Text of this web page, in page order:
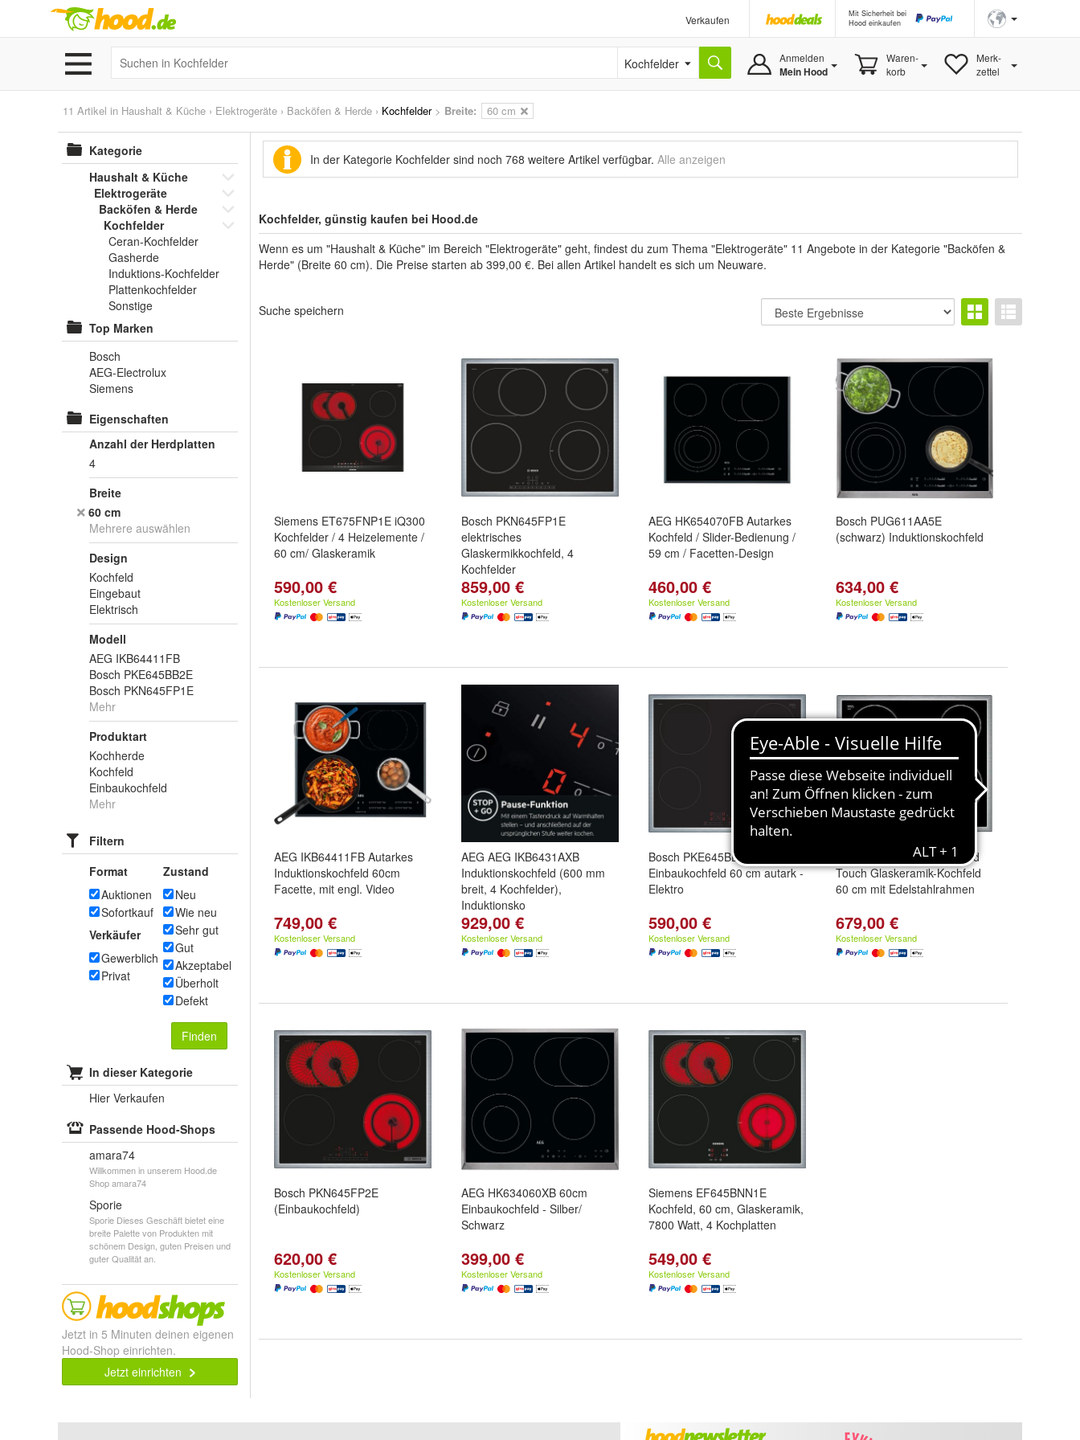
Verkaufen
Mit Sicherheit bei
Hood einkaufen
Kochfelder Anmelden
Mein Hood
Waren-
korb
Merk-
zettel
11 Artikel in Haushalt & Küche › Elektrogeräte › Backöfen & Herde › Kochfelder> Breite: 60 cm
Kategorie
Haushalt & Küche
Elektrogeräte
Backöfen & Herde
Kochfelder
Ceran-Kochfelder
Gasherde
Induktions-Kochfelder
Plattenkochfelder
Sonstige
Top Marken
Bosch
AEG-Electrolux
Siemens
Eigenschaften
Anzahl der Herdplatten
4
Breite
60 cm
Mehrere auswählen
Design
Kochfeld
Eingebaut
Elektrisch
Modell
AEG IKB64411FB
Bosch PKE645BB2E
Bosch PKN645FP1E
Mehr
Produktart
Kochherde
Kochfeld
Einbaukochfeld
Mehr
Filtern
Format
Auktionen
Sofortkauf
Verkäufer
Gewerblich
Privat
Zustand
Neu
Wie neu
Sehr gut
Gut
Akzeptabel
Überholt
Defekt
Finden
In dieser Kategorie
Hier Verkaufen
Passende Hood-Shops
amara74
Willkommen in unserem Hood.de
Shop amara74
Sporie
Sporie Dieses Geschäft bietet eine
breite Palette von Produkten mit
schönem Design, guten Preisen und
guter Qualität an.
Jetzt in 5 Minuten deinen eigenen
Hood-Shop einrichten.
Jetzt einrichten
In der Kategorie Kochfelder sind noch 768 weitere Artikel verfügbar. Alle anzeigen
Kochfelder, günstig kaufen bei Hood.de
Wenn es um "Haushalt & Küche" im Bereich "Elektrogeräte" geht, findest du zum Thema "Elektrogeräte" 11 Angebote in der Kategorie "Backöfen &
Herde" (Breite 60 cm). Die Preise starten ab 399,00 €. Bei allen Artikel handelt es sich um Neuware.
Suche speichern
Siemens ET675FNP1E iQ300
Kochfelder / 4 Heizelemente /
60 cm/ Glaskeramik
590,00 €
Kostenloser Versand
Bosch PKN645FP1E
elektrisches
Glaskermikkochfeld, 4
Kochfelder
859,00 €
Kostenloser Versand
AEG HK654070FB Autarkes
Kochfeld / Slider-Bedienung /
59 cm / Facetten-Design
460,00 €
Kostenloser Versand
Bosch PUG611AA5E
(schwarz) Induktionskochfeld
634,00 €
Kostenloser Versand
AEG IKB64411FB Autarkes
Induktionskochfeld 60cm
Facette, mit engl. Video
749,00 €
Kostenloser Versand
AEG AEG IKB6431AXB
Induktionskochfeld (600 mm
breit, 4 Kochfelder),
Induktionsko
929,00 €
Kostenloser Versand
Bosch PKE645BB2E
Einbaukochfeld 60 cm autark -
Elektro
590,00 €
Kostenloser Versand
Bosch PKE645D17 Kochfeld
Touch Glaskeramik-Kochfeld
60 cm mit Edelstahlrahmen
679,00 €
Kostenloser Versand
Bosch PKN645FP2E
(Einbaukochfeld)
620,00 €
Kostenloser Versand
AEG HK634060XB 60cm
Einbaukochfeld - Silber/
Schwarz
399,00 €
Kostenloser Versand
Siemens EF645BNN1E
Kochfeld, 60 cm, Glaskeramik,
7800 Watt, 4 Kochplatten
549,00 €
Kostenloser Versand